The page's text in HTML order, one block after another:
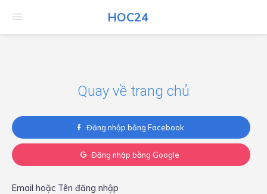
HOC24
HOC24
Quay về trang chủ
Đăng nhập bằng Facebook
Đăng nhập bằng Google
Email hoặc Tên đăng nhập